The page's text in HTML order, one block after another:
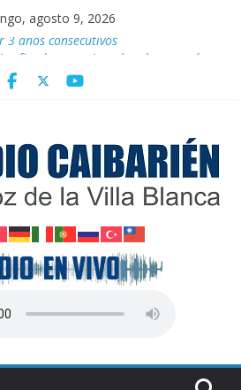
agosto 9, 2026
3 años consecutivos